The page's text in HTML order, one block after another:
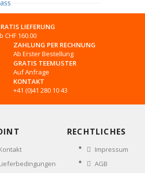
LIEFERUNG
CHF 160.00
ZAHLUNG PER RECHNUNG
Ab Erster Bestellung
GRATIS TEEMUSTER
Auf Anfrage
KONTAKT
+41 (0)41 280 10 43
RECHTLICHES
Impressum
AGB